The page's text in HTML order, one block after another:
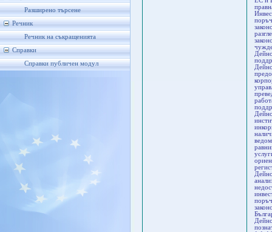
Разширено търсене
Речник
Речник на съкращенията
Справки
Справки публичен модул